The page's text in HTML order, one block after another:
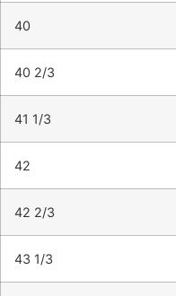
40
40 2/3
41 1/3
42
42 2/3
43 1/3